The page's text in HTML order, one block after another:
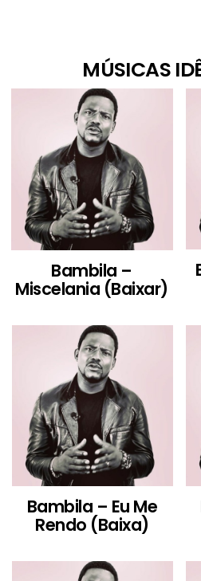
MÚSICAS
Bambila –
Miscelania (Baixar)
Bambila – Eu Me
Rendo (Baixa)